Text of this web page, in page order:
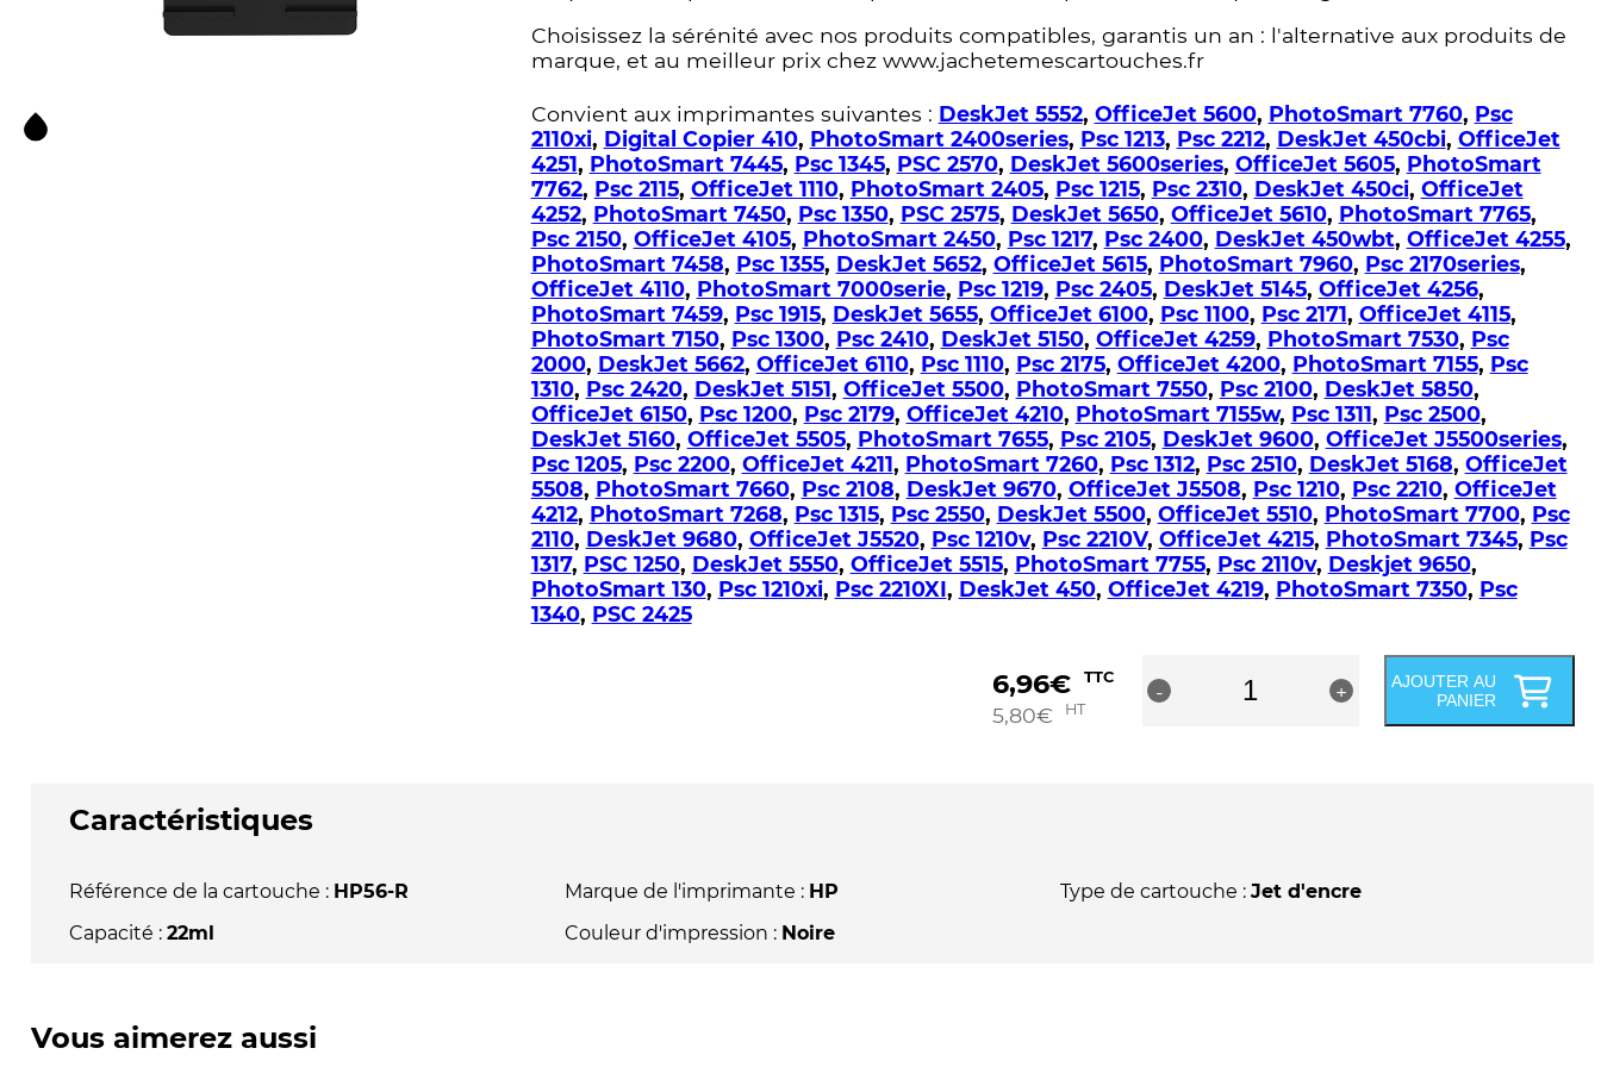
Choisissez la sérénité avec nos produits compatibles, garantis un an : l'alternative aux produits de
marque, et au meilleur prix chez www.jachetemescartouches.fr
Convient aux imprimantes suivantes : DeskJet 5552, OfficeJet 5600, PhotoSmart 7760, Psc
2110xi, Digital Copier 410, PhotoSmart 2400series, Psc 1213, Psc 2212, DeskJet 450cbi, OfficeJet
4251, PhotoSmart 7445, Psc 1345, PSC 2570, DeskJet 5600series, OfficeJet 5605, PhotoSmart
7762, Psc 2115, OfficeJet 1110, PhotoSmart 2405, Psc 1215, Psc 2310, DeskJet 450ci, OfficeJet
4252, PhotoSmart 7450, Psc 1350, PSC 2575, DeskJet 5650, OfficeJet 5610, PhotoSmart 7765,
Psc 2150, OfficeJet 4105, PhotoSmart 2450, Psc 1217, Psc 2400, DeskJet 450wbt, OfficeJet 4255,
PhotoSmart 7458, Psc 1355, DeskJet 5652, OfficeJet 5615, PhotoSmart 7960, Psc 2170series,
OfficeJet 4110, PhotoSmart 7000serie, Psc 1219, Psc 2405, DeskJet 5145, OfficeJet 4256,
PhotoSmart 7459, Psc 1915, DeskJet 5655, OfficeJet 6100, Psc 1100, Psc 2171, OfficeJet 4115,
PhotoSmart 7150, Psc 1300, Psc 2410, DeskJet 5150, OfficeJet 4259, PhotoSmart 7530, Psc
2000, DeskJet 5662, OfficeJet 6110, Psc 1110, Psc 2175, OfficeJet 4200, PhotoSmart 7155, Psc
1310, Psc 2420, DeskJet 5151, OfficeJet 5500, PhotoSmart 7550, Psc 2100, DeskJet 5850,
OfficeJet 6150, Psc 1200, Psc 2179, OfficeJet 4210, PhotoSmart 7155w, Psc 1311, Psc 2500,
DeskJet 5160, OfficeJet 5505, PhotoSmart 7655, Psc 2105, DeskJet 9600, OfficeJet J5500series,
Psc 1205, Psc 2200, OfficeJet 4211, PhotoSmart 7260, Psc 1312, Psc 2510, DeskJet 5168, OfficeJet
5508, PhotoSmart 7660, Psc 2108, DeskJet 9670, OfficeJet J5508, Psc 1210, Psc 2210, OfficeJet
4212, PhotoSmart 7268, Psc 1315, Psc 2550, DeskJet 5500, OfficeJet 5510, PhotoSmart 7700, Psc
2110, DeskJet 9680, OfficeJet J5520, Psc 1210v, Psc 2210V, OfficeJet 4215, PhotoSmart 7345, Psc
1317, PSC 1250, DeskJet 5550, OfficeJet 5515, PhotoSmart 7755, Psc 2110v, Deskjet 9650,
PhotoSmart 130, Psc 1210xi, Psc 2210XI, DeskJet 450, OfficeJet 4219, PhotoSmart 7350, Psc
1340, PSC 2425
6,96€ TTC
5,80€ HT
-
-
+
AJOUTER AU
PANIER
Caractéristiques
Référence de la cartouche : HP56-R
Capacité : 22ml
Marque de l'imprimante : HP
Couleur d'impression : Noire
Type de cartouche : Jet d'encre
Vous aimerez aussi